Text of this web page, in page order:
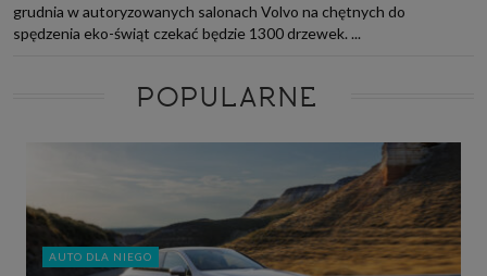
grudnia w autoryzowanych salonach Volvo na chętnych do
spędzenia eko-świąt czekać będzie 1300 drzewek. ...
POPULARNE
AUTO DLA NIEGO